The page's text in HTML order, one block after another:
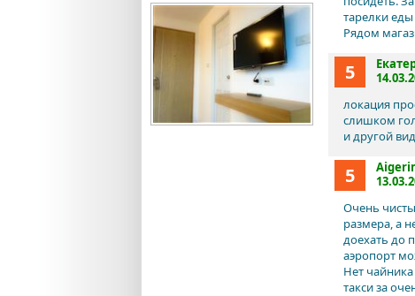
тарелки
Рядом
5
локация
слишком
и другой
5
Очень
размера, а
доехать до
аэропорт
Нет
такси за